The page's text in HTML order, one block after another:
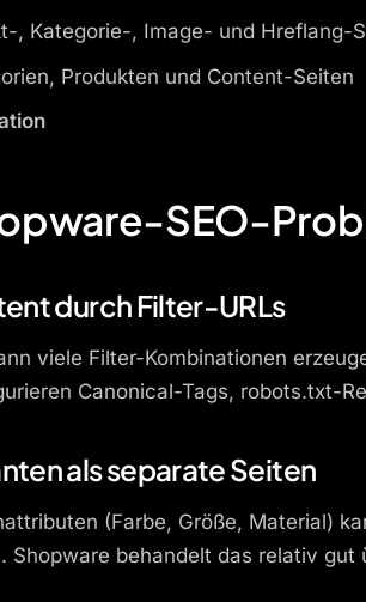
, Kategorie-, Image- und Hreflang-
Produkten und Content-Seiten
SEO-
durch Filter-URLs
viele Filter-Kombinationen
Canonical-Tags, robots.txt-
als separate Seiten
(Farbe, Größe, Material)
Shopware behandelt das relativ